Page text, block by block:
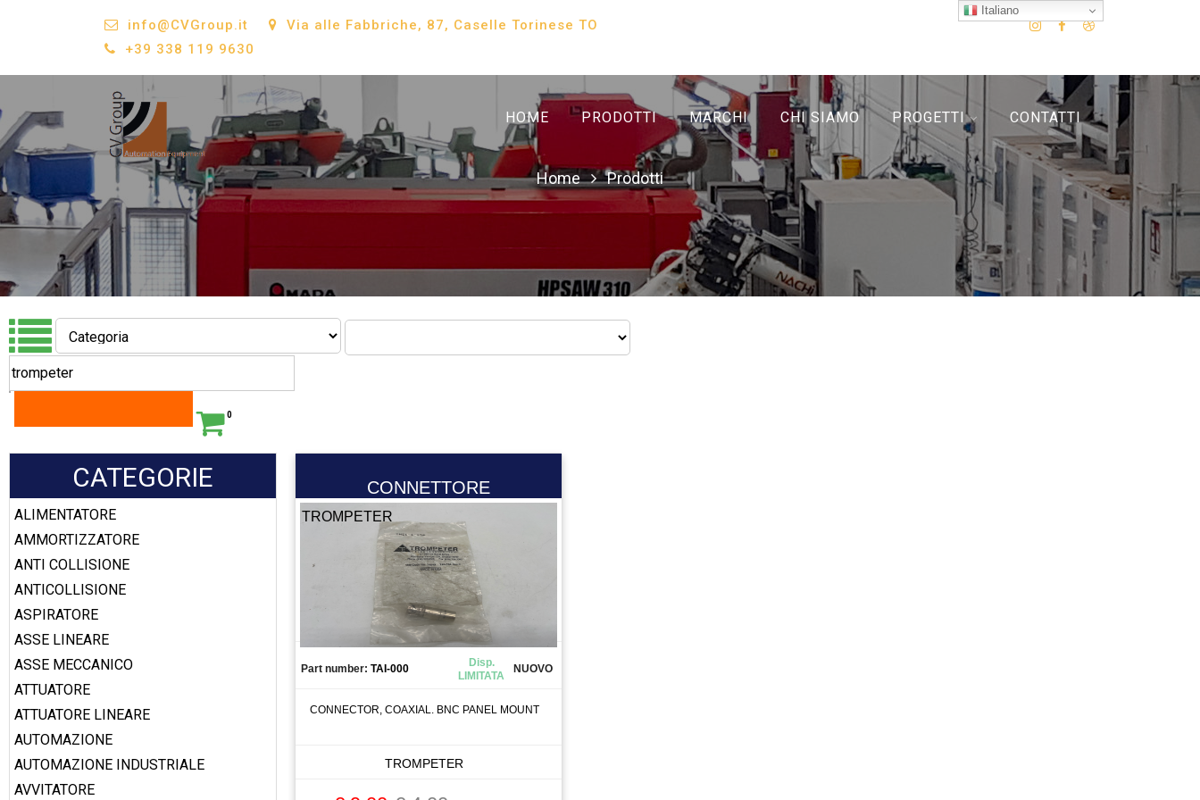
info@CVGroup.it
Via alle Fabbriche, 87, Caselle Torinese TO
+39 338 119 9630
HOME PRODOTTI MARCHI CHI SIAMO PROGETTI CONTATTI
Home Prodotti
0
CATEGORIE
ALIMENTATORE
AMMORTIZZATORE
ANTI COLLISIONE
ANTICOLLISIONE
ASPIRATORE
ASSE LINEARE
ASSE MECCANICO
ATTUATORE
ATTUATORE LINEARE
AUTOMAZIONE
AUTOMAZIONE INDUSTRIALE
AVVITATORE
CONNETTORE
TROMPETER
Part number: TAI-000
Disp.
LIMITATA
NUOVO
CONNECTOR, COAXIAL. BNC PANEL MOUNT
TROMPETER
Italiano